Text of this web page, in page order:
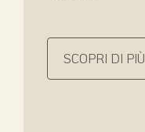
SCOPRI DI PIÙ